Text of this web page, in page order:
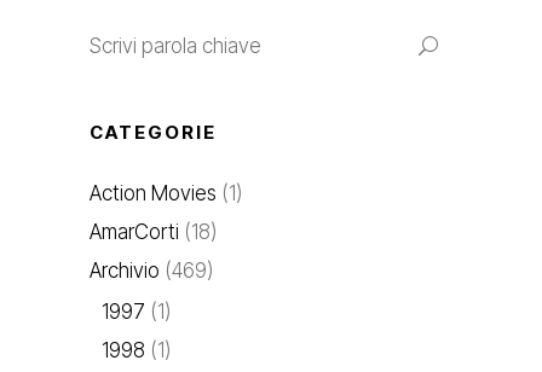
CATEGORIE
Action Movies (1)
AmarCorti (18)
Archivio (469)
1997 (1)
1998 (1)